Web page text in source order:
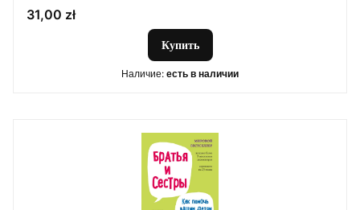
Цена
31,00 zł
Купить
Наличие: есть в наличии